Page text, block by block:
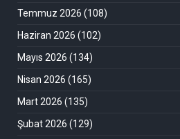
Temmuz 2026 (108)
Haziran 2026 (102)
Mayıs 2026 (134)
Nisan 2026 (165)
Mart 2026 (135)
Şubat 2026 (129)